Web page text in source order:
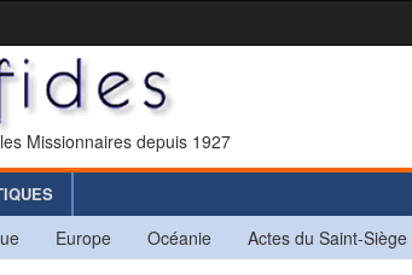
Missionnaires depuis 1927
Europe Océanie Actes du Saint-Siège